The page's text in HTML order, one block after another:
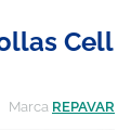
Cell
Marca REPAVAR